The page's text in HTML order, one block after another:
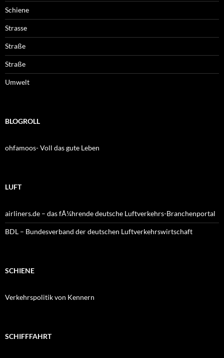
Schiene
Strasse
Straße
Straße
Umwelt
BLOGROLL
ohfamoos- Voll das gute Leben
LUFT
airliners.de – das fÃ¼hrende deutsche Luftverkehrs-Branchenportal
BDL – Bundesverband der deutschen Luftverkehrswirtschaft
SCHIENE
Verkehrspolitik von Kennern
SCHIFFFAHRT